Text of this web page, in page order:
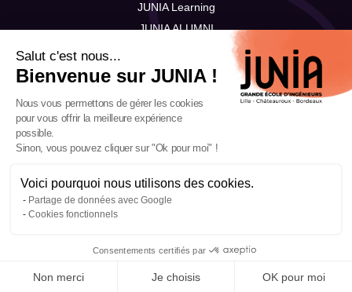
Salut c'est nous...
Bienvenue sur JUNIA !
Nous vous permettons de gérer les cookies
pour vous offrir la meilleure expérience
possible.
Sinon, vous pouvez cliquer sur "Ok pour moi" !
Voici pourquoi nous utilisons des cookies.
Partage de données avec Google
Cookies fonctionnels
Consentements certifiés par
Non merci Je choisis OK pour moi
JUNIA Learning
JUNIA ALUMNI
Mentions légales-Politique de confidentialité
cookies-
Fermeture estivale de JUNIA du